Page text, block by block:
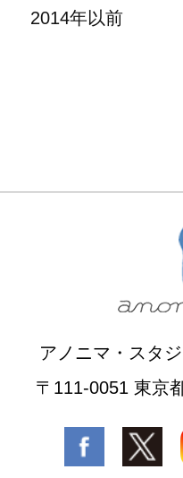
2014年以前
アノニマ・スタ
〒111-0051 東京